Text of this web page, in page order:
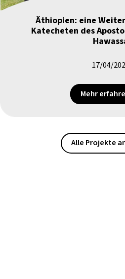
Äthiopien: eine
Katecheten des
17/04/
Mehr
Alle Projekte